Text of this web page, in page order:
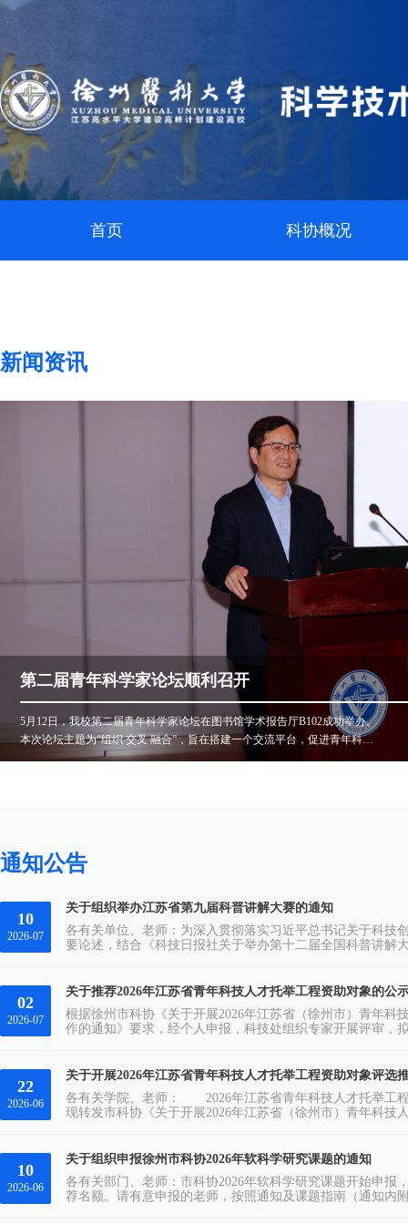
首页 科协概况
新闻资讯
第二届青年科学家论坛顺利召开
5月12日，我校第二届青年科学家论坛在图书馆学术报告厅B102成功举办。
本次论坛主题为“组织 交叉 融合”，旨在搭建一个交流平台，促进青年科学
家之间的学术交流和合作。大会由科技处副处长孙莹主持。副校长曹君利
通知公告
10
2026-07
关于组织举办江苏省第九届科普讲解大赛的通知
各有关单位、老师：为深入贯彻落实习近平总书记关于科技
要论述，结合《科技日报社关于举办第十二届全国科普讲解
作者、专职及兼职科普讲解人员、年满16周岁的科学传播爱
02
2026-07
关于推荐2026年江苏省青年科技人才托举工程资助对象的公
根据徐州市科协《关于开展2026年江苏省（徐州市）青年科
作的通知》要求，经个人申报，科技处组织专家开展评审，
提出，须同时提供书面材料及必要的证明材料。以个人名义
22
2026-06
关于开展2026年江苏省青年科技人才托举工程资助对象评选
各有关学院、老师： 2026年江苏省青年科技人才托举工
现转发市科协《关于开展2026年江苏省（徐州市）青年科
协渠道申报。 2.徐州市本级经费资助5名，资助标准3万...
10
2026-06
关于组织申报徐州市科协2026年软科学研究课题的通知
各有关部门、老师：市科协2026年软科学研究课题开始申报
荐名额。请有意申报的老师，按照通知及课题指南（通知内